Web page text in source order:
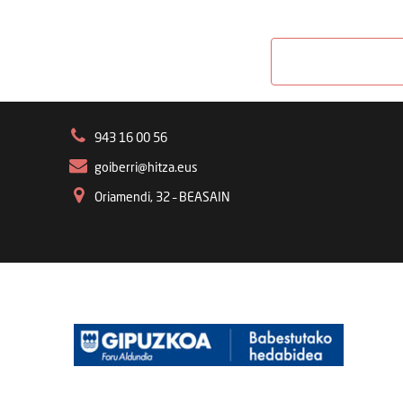
943 16 00 56
goiberri@hitza.eus
Oriamendi, 32 – BEASAIN